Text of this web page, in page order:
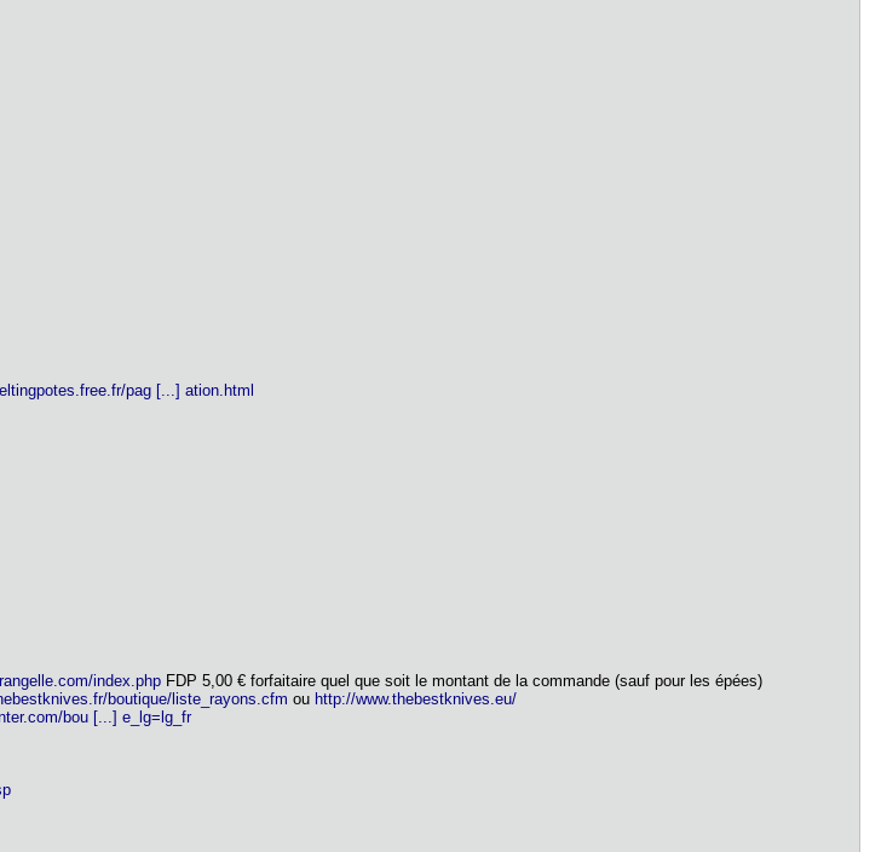
pag [...] ation.html
index.php FDP 5,00 € forfaitaire quel que soit le montant de la commande (sauf pour les épées)
boutique/liste_rayons.cfm ou http://www.thebestknives.eu/
bou [...] e_lg=lg_fr